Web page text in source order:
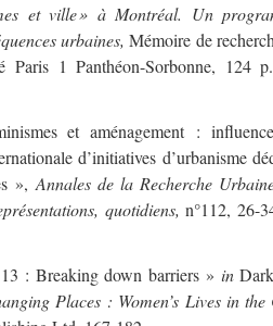
et ville » à Montréal. Un
urbaines,Mémoire de
Paris 1 Panthéon-Sorbonne, 124
et aménagement :
d’initiatives d’urbanisme
», Annales de la Recherche
quotidiens, n°112, 26-
: Breaking down barriers » in
Places : Women’s Lives in the